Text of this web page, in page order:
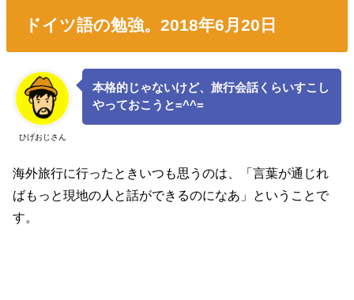
ドイツ語の勉強。2018年6月20日
ひげおじさん
本格的じゃないけど、旅行会話くらいすこし
やっておこうと=^^=
海外旅行に行ったときいつも思うのは、「言葉が通じれ
ばもっと現地の人と話ができるのになあ」ということで
す。